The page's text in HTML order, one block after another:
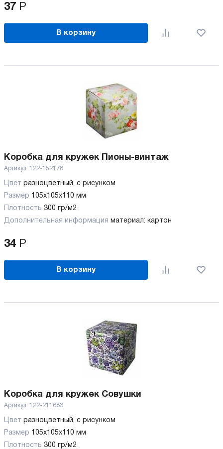
37 Р
В корзину
Коробка для кружек Пионы-винтаж
Артикул: 122-152178
Цвет разноцветный, с рисунком
Размер 105х105х110 мм
Плотность 300 гр/м2
Дополнительная информация материал: картон
34 Р
В корзину
Коробка для кружек Совушки
Артикул: 122-211683
Цвет разноцветный, с рисунком
Размер 105х105х110 мм
Плотность 300 гр/м2